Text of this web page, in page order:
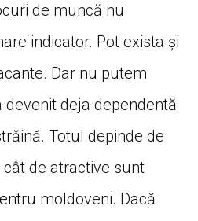
de muncă nu
indicator. Pot exista și
Dar nu putem
deja dependentă
Totul depinde de
de atractive sunt
moldoveni. Dacă